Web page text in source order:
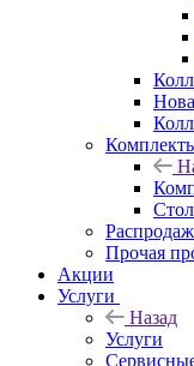
Прочая
Акции
Услуги
Назад
Услуги